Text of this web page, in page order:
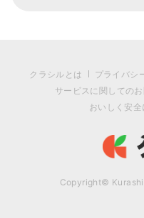
クラシルとは プライバシ
サービスに関しての
おいしく安
Copyright©